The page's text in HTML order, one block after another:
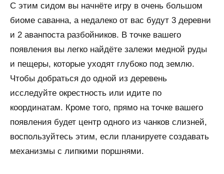
С этим сидом вы начнёте игру в очень большом
биоме саванна, а недалеко от вас будут 3 деревни
и 2 аванпоста разбойников. В точке вашего
появления вы легко найдёте залежи медной руды
и пещеры, которые уходят глубоко под землю.
Чтобы добраться до одной из деревень
исследуйте окрестность или идите по
координатам. Кроме того, прямо на точке вашего
появления будет центр одного из чанков слизней,
воспользуйтесь этим, если планируете создавать
механизмы с липкими поршнями.